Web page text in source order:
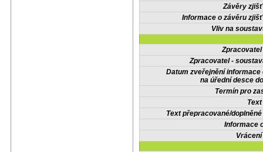
Závěry
Informace o závěru
Vliv na
Zpracovatel -
Datum zveřejnění informace
na úřední desce
Termín pro
Text přepracované/
Informace